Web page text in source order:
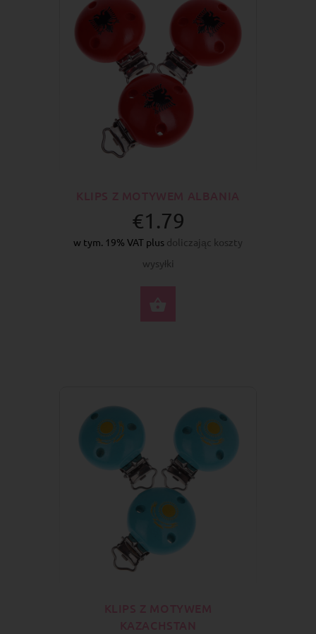
€1.79
w tym. 19% VAT plus doliczając koszty
wysyłki